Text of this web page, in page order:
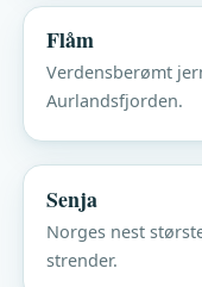
Flåm
Verdensberømt
Aurlandsfjorden.
Senja
Norges nest
strender.